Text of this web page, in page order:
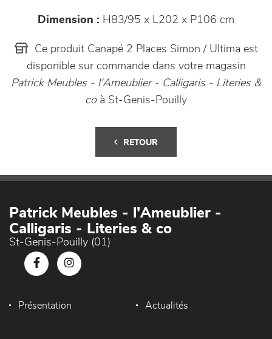
Dimension : H83/95 x L202 x P106 cm
Ce produit Canapé 2 Places Simon / Ultima est
disponible sur commande dans votre magasin
Patrick Meubles - l'Ameublier - Calligaris - Literies &
coà St-Genis-Pouilly
RETOUR
Patrick Meubles - l'Ameublier -
Calligaris - Literies & co
St-Genis-Pouilly (01)
Présentation Actualités